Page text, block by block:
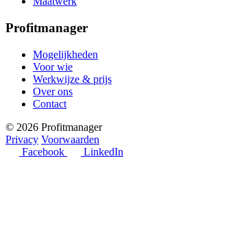
Profitmanager
Mogelijkheden
Voor wie
Werkwijze & prijs
Over ons
Contact
© 2026 Profitmanager
Privacy Voorwaarden
Facebook
LinkedIn